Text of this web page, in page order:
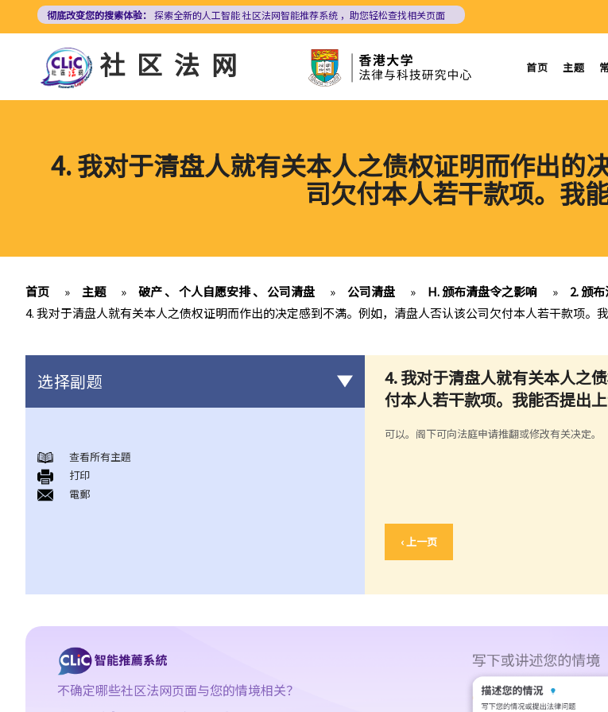
内
彻底改变您的搜索体验： 探索全新的人工智能社区法网智能推荐系统 ，助您轻松查找相关页面
社区法网 首页 主题
4. 我对于清盘人就有关本人之债权证明而作出的
司欠付本人若干款项。我
首页 » 主题 » 破产 、 个人自愿安排 、 公司清盘 » 公司清盘 » H. 颁布清盘令之影响 » 2. 颁
4. 我对于清盘人就有关本人之债权证明而作出的决定感到不满。例如，清盘人否认该公司欠付本人若干款项。
4. 我对于清盘人就有关本人之
付本人若干款项。我能否提出上
可以。阁下可向法庭申请推翻或修改有关决定。
‹ 上一页
选择副题
A. 破产诉讼简介
B. 问与答
4. 破产会带来什么后果？
免进行甚么活动？
7. 当法庭颁布破产令后，债权人可采取甚么行动？
8. 出售破产人资产后的偿付顺序是如何？
查看所有主題
打印
電郵
不确定哪些社区法网页面与您的情境相关？